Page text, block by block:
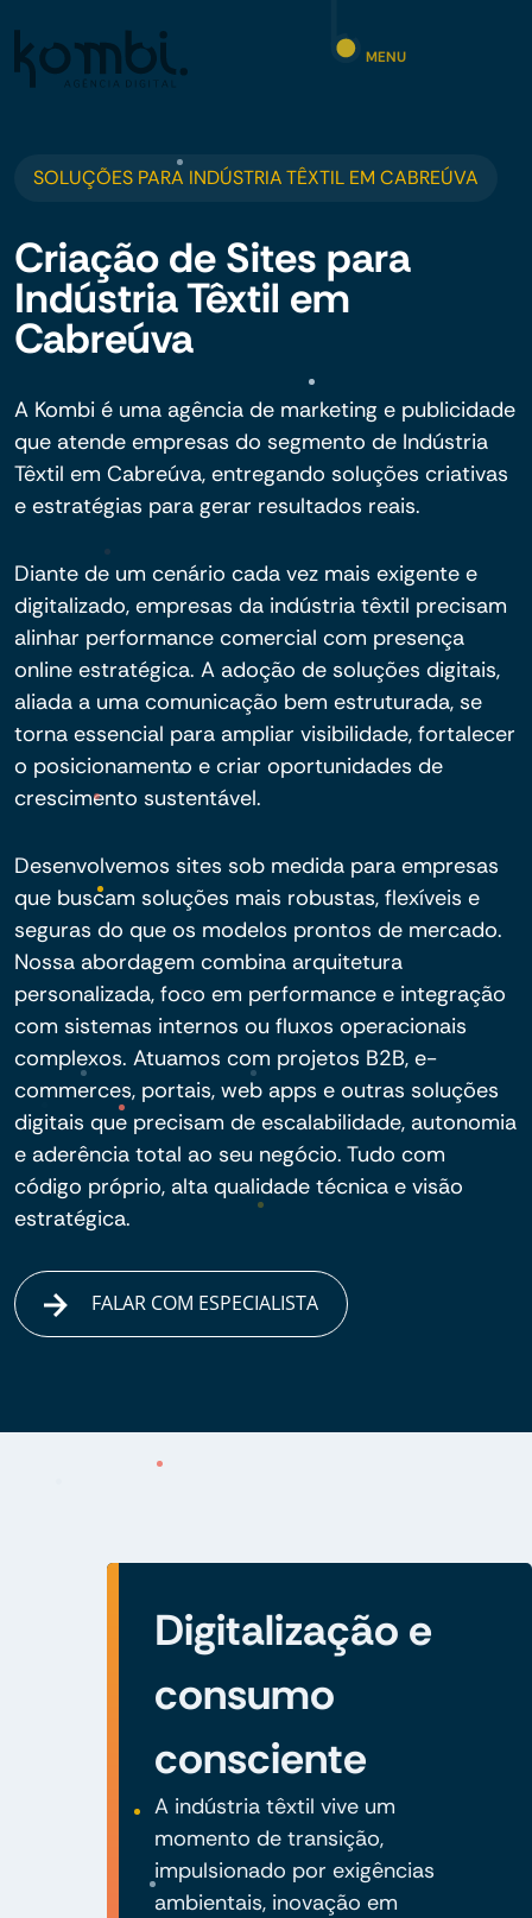
MENU
SOLUÇÕES PARA INDÚSTRIA TÊXTIL EM CABREÚVA
Criação de Sites para
Indústria Têxtil em
Cabreúva
A Kombi é uma agência de marketing e publicidade
que atende empresas do segmento de Indústria
Têxtil em Cabreúva, entregando soluções criativas
e estratégias para gerar resultados reais.
Diante de um cenário cada vez mais exigente e
digitalizado, empresas da indústria têxtil precisam
alinhar performance comercial com presença
online estratégica. A adoção de soluções digitais,
aliada a uma comunicação bem estruturada, se
torna essencial para ampliar visibilidade, fortalecer
o posicionamento e criar oportunidades de
crescimento sustentável.
Desenvolvemos sites sob medida para empresas
que buscam soluções mais robustas, flexíveis e
seguras do que os modelos prontos de mercado.
Nossa abordagem combina arquitetura
personalizada, foco em performance e integração
com sistemas internos ou fluxos operacionais
complexos. Atuamos com projetos B2B, e-
commerces, portais, web apps e outras soluções
digitais que precisam de escalabilidade, autonomia
e aderência total ao seu negócio. Tudo com
código próprio, alta qualidade técnica e visão
estratégica.
FALAR COM ESPECIALISTA
Digitalização e
consumo
consciente
A indústria têxtil vive um
momento de transição,
impulsionado por exigências
ambientais, inovação em